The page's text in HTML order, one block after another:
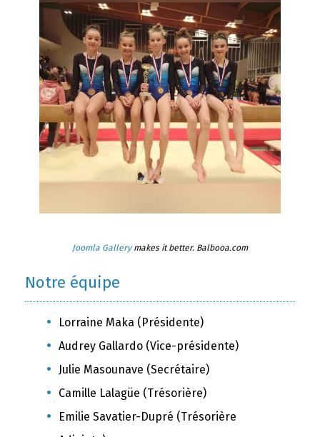
Joomla Gallerymakes it better. Balbooa.com
Notre équipe
Lorraine Maka (Présidente)
Audrey Gallardo (Vice-présidente)
Julie Masounave (Secrétaire)
Camille Lalagüe (Trésorière)
Emilie Savatier-Dupré (Trésorière